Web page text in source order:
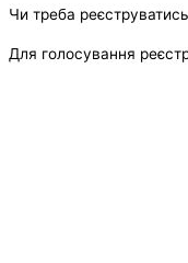
Чи треба
Для голосування